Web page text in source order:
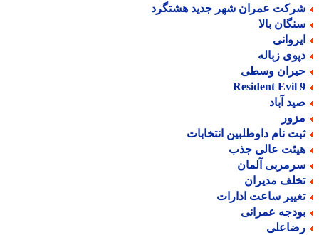
عمران شهر جدید هشتگرد
بالا
زباله
وسطی
Resident Evil
آباد
نام داوطلبین انتخابات
عالی جذب
آلمان
مدیران
ساعت ادارات
عمرانی